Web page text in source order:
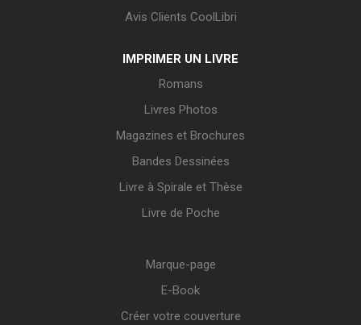
Avis Clients CoolLibri
IMPRIMER UN LIVRE
Romans
Livres Photos
Magazines et Brochures
Bandes Dessinées
Livre à Spirale et Thèse
Livre de Poche
Marque-page
E-Book
Créer votre couverture